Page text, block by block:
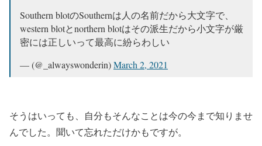
Southern blotのSouthernは人の名前だから大文字で、
western blotとnorthern blotはその派生だから小文字が厳
密には正しいって最高に紛らわしい
— (@_alwayswonderin)March 2, 2021
そうはいっても、自分もそんなことは今の今まで知りませ
んでした。聞いて忘れただけかもですが。